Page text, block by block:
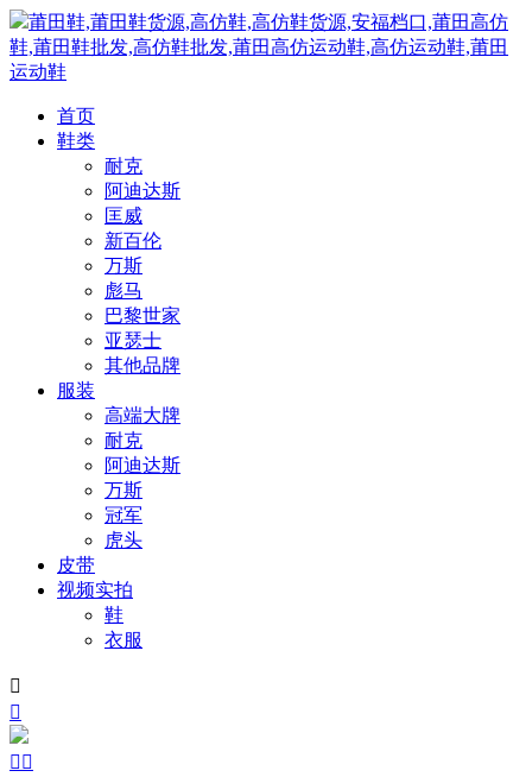
莆田鞋,莆田鞋货源,高仿鞋,高仿鞋货源,安福档口,莆田高仿
鞋,莆田鞋批发,高仿鞋批发,莆田高仿运动鞋,高仿运动鞋,莆田
运动鞋
首页
鞋类
耐克
阿迪达斯
匡威
新百伦
万斯
彪马
巴黎世家
亚瑟士
其他品牌
服装
高端大牌
耐克
阿迪达斯
万斯
冠军
虎头
皮带
视频实拍
鞋
衣服


 